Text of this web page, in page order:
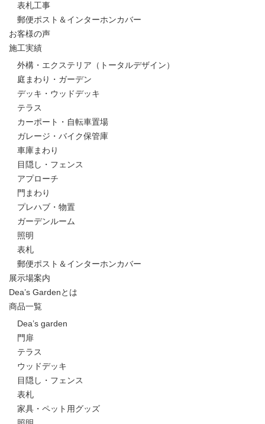
表札工事
郵便ポスト＆インターホンカバー
お客様の声
施工実績
外構・エクステリア（トータルデザイン）
庭まわり・ガーデン
デッキ・ウッドデッキ
テラス
カーポート・自転車置場
ガレージ・バイク保管庫
車庫まわり
目隠し・フェンス
アプローチ
門まわり
プレハブ・物置
ガーデンルーム
照明
表札
郵便ポスト＆インターホンカバー
展示場案内
Dea’s Gardenとは
商品一覧
Dea’s garden
門扉
テラス
ウッドデッキ
目隠し・フェンス
表札
家具・ペット用グッズ